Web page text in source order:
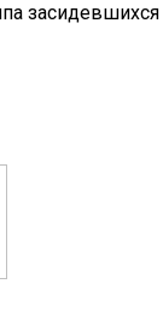
засидевшихся